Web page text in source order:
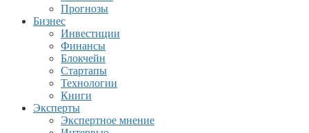
Прогнозы
Бизнес
Инвестиции
Финансы
Блокчейн
Стартапы
Технологии
Книги
Эксперты
Экспертное мнение